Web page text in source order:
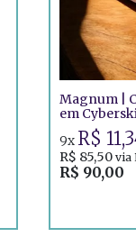
Magnum |
em
R$ 90,00
9x R$
R$ 85,50 via